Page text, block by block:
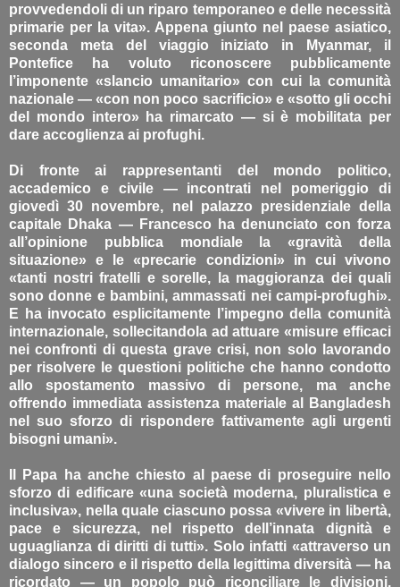
provvedendoli di un riparo temporaneo e delle necessità
primarie per la vita». Appena giunto nel paese asiatico,
seconda meta del viaggio iniziato in Myanmar, il
Pontefice ha voluto riconoscere pubblicamente
l’imponente «slancio umanitario» con cui la comunità
nazionale — «con non poco sacrificio» e «sotto gli occhi
del mondo intero» ha rimarcato — si è mobilitata per
dare accoglienza ai profughi.
Di fronte ai rappresentanti del mondo politico,
accademico e civile — incontrati nel pomeriggio di
giovedì 30 novembre, nel palazzo presidenziale della
capitale Dhaka — Francesco ha denunciato con forza
all’opinione pubblica mondiale la «gravità della
situazione» e le «precarie condizioni» in cui vivono
«tanti nostri fratelli e sorelle, la maggioranza dei quali
sono donne e bambini, ammassati nei campi-profughi».
E ha invocato esplicitamente l’impegno della comunità
internazionale, sollecitandola ad attuare «misure efficaci
nei confronti di questa grave crisi, non solo lavorando
per risolvere le questioni politiche che hanno condotto
allo spostamento massivo di persone, ma anche
offrendo immediata assistenza materiale al Bangladesh
nel suo sforzo di rispondere fattivamente agli urgenti
bisogni umani».
Il Papa ha anche chiesto al paese di proseguire nello
sforzo di edificare «una società moderna, pluralistica e
inclusiva», nella quale ciascuno possa «vivere in libertà,
pace e sicurezza, nel rispetto dell’innata dignità e
uguaglianza di diritti di tutti». Solo infatti «attraverso un
dialogo sincero e il rispetto della legittima diversità — ha
ricordato — un popolo può riconciliare le divisioni,